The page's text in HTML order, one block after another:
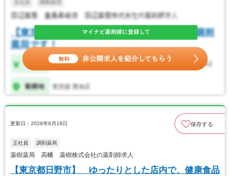
更新日：2026年6月18日 保存する
正社員 調剤薬局
薬樹薬局 高幡 薬樹株式会社の薬剤師求人
【東京都日野市】 ゆったりとした店内で、健康食品